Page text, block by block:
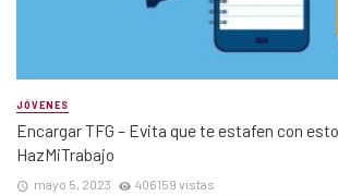
JÓVENES
Encargar TFG – Evita que te estafen con
HazMiTrabajo
mayo 5, 2023 406159 vistas